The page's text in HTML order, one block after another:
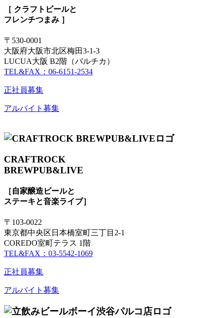
［ クラフトビールと
フレンチつまみ ］
〒530-0001
大阪府大阪市北区梅田3-1-3
LUCUA大阪 B2階（バルチカ）
TEL&FAX：06-6151-2534
正社員募集
アルバイト募集
CRAFTROCK
BREWPUB&LIVE
［自家醸造ビールと
ステーキと音楽ライブ］
〒103-0022
東京都中央区日本橋室町三丁目2-1
COREDO室町テラス 1階
TEL&FAX：03-5542-1069
正社員募集
アルバイト募集